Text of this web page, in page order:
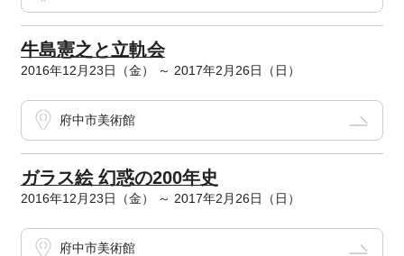
牛島憲之と立軌会
2016年12月23日（金） ～ 2017年2月26日（日）
府中市美術館
ガラス絵 幻惑の200年史
2016年12月23日（金） ～ 2017年2月26日（日）
府中市美術館